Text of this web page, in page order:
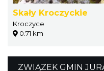
Skały Kroczyckie
Kroczyce
0.71 km
ZWIĄZEK GMIN